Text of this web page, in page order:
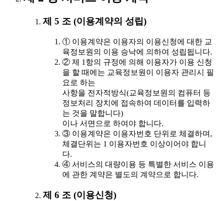
제 5 조 (이용계약의 성립)
① 이용계약은 이용자의 이용신청에 대한 교
육정보원의 이용 승낙에 의하여 성립됩니다.
② 제 1항의 규정에 의해 이용자가 이용 신청
을 할 때에는 교육정보원이 이용자 관리시 필
요로 하는
사항을 전자적방식(교육정보원의 컴퓨터 등
정보처리 장치에 접속하여 데이터를 입력하
는 것을 말합니다)
이나 서면으로 하여야 합니다.
③ 이용계약은 이용자번호 단위로 체결하며,
체결단위는 1 이용자번호 이상이어야 합니
다.
④ 서비스의 대량이용 등 특별한 서비스 이용
에 관한 계약은 별도의 계약으로 합니다.
제 6 조 (이용신청)